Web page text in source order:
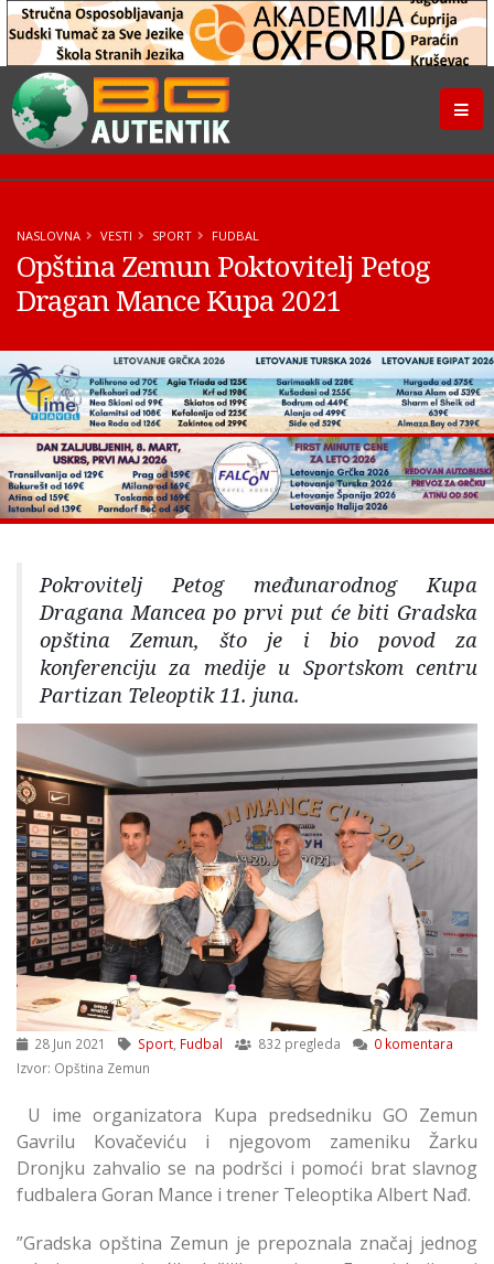
NASLOVNA VESTI SPORT FUDBAL
Opština Zemun Poktovitelj Petog
Dragan Mance Kupa 2021
Pokrovitelj Petog međunarodnog Kupa
Dragana Mancea po prvi put će biti Gradska
opština Zemun, što je i bio povod za
konferenciju za medije u Sportskom centru
Partizan Teleoptik 11. juna.
28 Jun 2021 Sport Fudbal 832 pregleda
0 komentara
Izvor: Opština Zemun
U ime organizatora Kupa predsedniku GO Zemun
Gavrilu Kovačeviću i njegovom zameniku Žarku
Dronjku zahvalio se na podršci i pomoći brat slavnog
fudbalera Goran Mance i trener Teleoptika Albert Nađ.
”Gradska opština Zemun je prepoznala značaj jednog